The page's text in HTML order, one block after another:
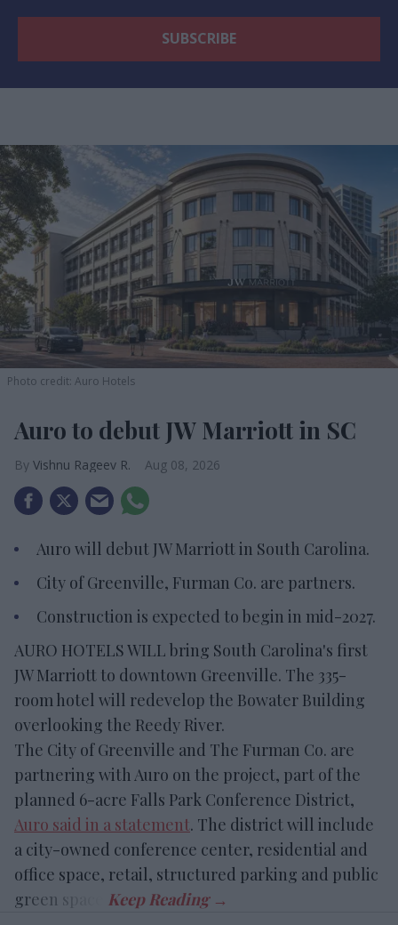
Photo credit: Auro Hotels
Auro to debut JW Marriott in SC
Vishnu Rageev R. Aug 08, 2026
Auro will debut JW Marriott in South Carolina.
City of Greenville, Furman Co. are partners.
Construction is expected to begin in mid-2027.
AURO HOTELS WILL bring South Carolina's first
JW Marriott to downtown Greenville. The 335-
room hotel will redevelop the Bowater Building
overlooking the Reedy River.
The City of Greenville and The Furman Co. are
partnering with Auro on the project, part of the
planned 6-acre Falls Park Conference District,
Auro said in a statement. The district will include
a city-owned conference center, residential and
office space, retail, structured parking and public
green space.